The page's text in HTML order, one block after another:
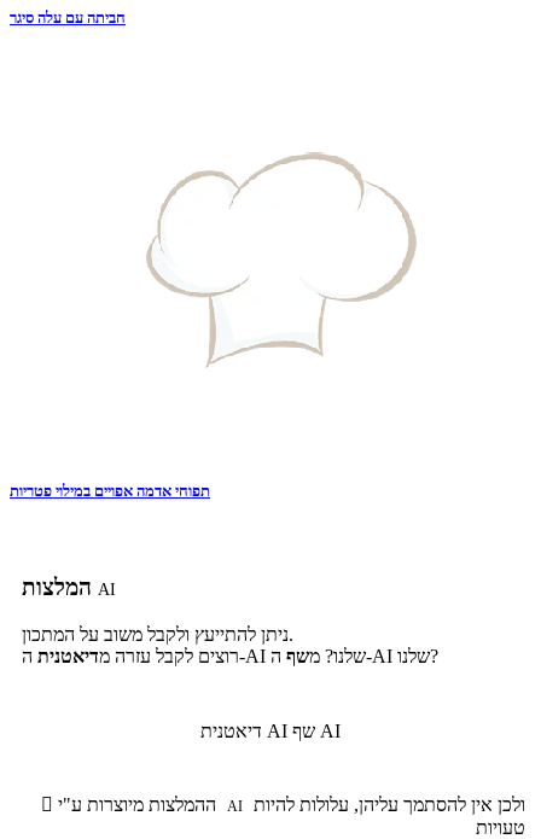
חביתה עם עלה סיגר
תפוחי אדמה אפויים במילוי פטריות
AI
ניתן להתייעץ ולקבל משוב על המתכון.
רוצים לקבל עזרה מדיאטנית ה-AI שלנו? משף ה-AI שלנו?
דיאטנית AI שף AI
 AI
טעויות